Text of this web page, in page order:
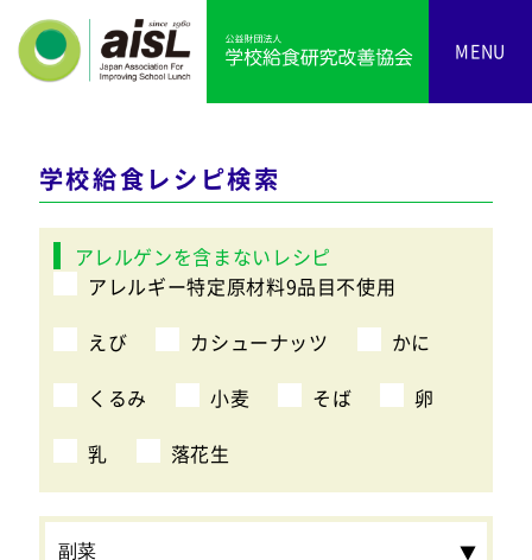
MENU
学校給食レシピ検索
アレルゲンを含まないレシピ
アレルギー特定原材料9品目不使用
えび
カシューナッツ
かに
くるみ
小麦 そば
卵
乳
落花生